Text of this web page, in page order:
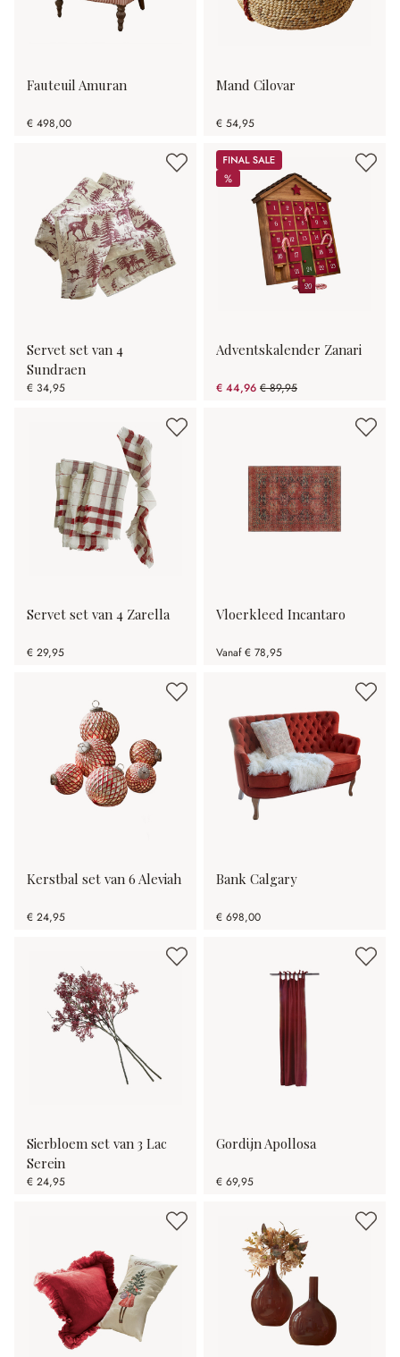
Fauteuil Amuran
€ 498,00
Mand Cilovar
€ 54,95
Servet set van 4
Sundraen
€ 34,95
Sale
%
%
Adventskalender Zanari
€ 44,96 € 89,95
(50.02% gespart)
Servet set van 4 Zarella
€ 29,95
Vloerkleed Incantaro
Vanaf € 78,95
Kerstbal set van 6 Aleviah
€ 24,95
Bank Calgary
€ 698,00
Sierbloem set van 3 Lac
Serein
€ 24,95
Gordijn Apollosa
€ 69,95